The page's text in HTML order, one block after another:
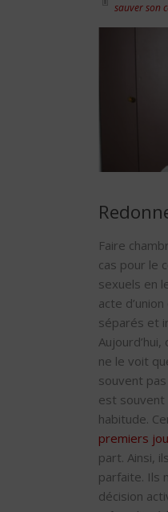
sauver son
Faire
cas pour le
sexuels en
acte
séparés et
ne le voit
souvent
est
habitude.
premiers
part. Ainsi,
parfaite. Ils
décision